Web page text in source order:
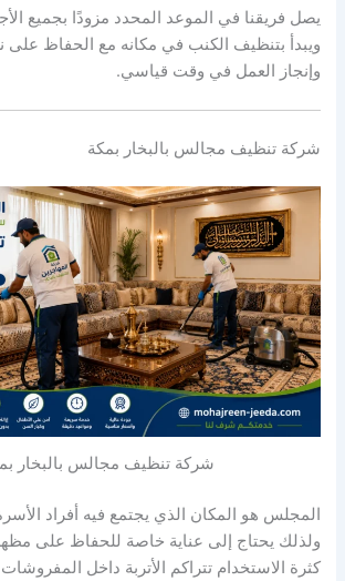
يصل فريقنا في الموعد المحدد مزودًا بجميع
ويبدأ بتنظيف الكنب في مكانه مع الحفاظ على
وإنجاز العمل في وقت قياسي.
شركة تنظيف مجالس بالبخار بمكة
شركة تنظيف مجالس بالبخار
المجلس هو المكان الذي يجتمع فيه أفراد
ولذلك يحتاج إلى عناية خاصة للحفاظ على
كثرة الاستخدام تتراكم الأتربة داخل